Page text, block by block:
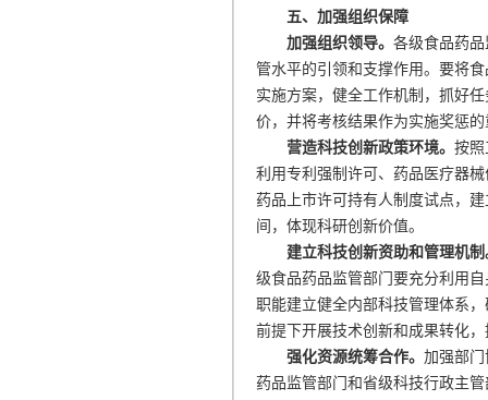
五、加强组织保障
加强组织领导。 各级食品药
管水平的引领和支撑作用。要将
实施方案，健全工作机制，抓好
价，并将考核结果作为实施奖惩
营造科技创新政策环境。 按照
利用专利强制许可、药品医疗器
药品上市许可持有人制度试点，
间，体现科研创新价值。
建立科技创新资助和管理机制
级食品药品监管部门要充分利用
职能建立健全内部科技管理体系
前提下开展技术创新和成果转化
强化资源统筹合作。 加强部
药品监管部门和省级科技行政主